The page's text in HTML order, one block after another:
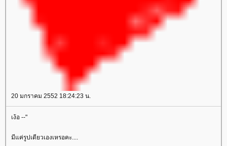
20 มกราคม 2552 18:24:23 น.
เง้อ --"
มีแค่รูปเดียวเองเหรอคะ....